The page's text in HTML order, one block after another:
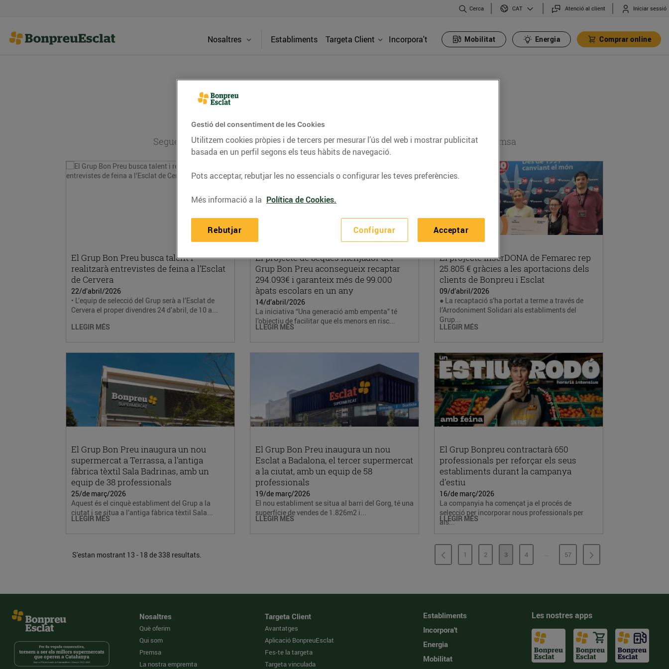
Cerca CAT Atenció al client Iniciar sessió
Nosaltres Establiments Targeta Client Incorpora't Mobilitat Energia Comprar online
Segueix l'actualitat dels supermercats Bonpreu i Esclat a través de la secció de premsa
El Grup Bon Preu busca talent i
realitzarà entrevistes de feina a l’Esclat
de Cervera
22/d’abril/2026
• L’equip de selecció del Grup serà a l’Esclat de
Cervera el proper divendres 24 d’abril, de 10 a...
LLEGIR MÉS
El projecte de beques menjador del
Grup Bon Preu aconsegueix recaptar
294.093€ i garanteix més de 99.000
àpats escolars en un any
14/d’abril/2026
La iniciativa “Una generació amb empenta” té
l’objectiu de facilitar que els menors en risc...
LLEGIR MÉS
El projecte InserDONA de Femarec rep
25.805 € gràcies a les aportacions dels
clients de Bonpreu i Esclat
09/d’abril/2026
● La recaptació s’ha portat a terme a través de
l’Arrodoniment Solidari als establiments del
Grup...
LLEGIR MÉS
El Grup Bon Preu inaugura un nou
supermercat a Terrassa, a l’antiga
fàbrica tèxtil Sala Badrinas, amb un
equip de 38 professionals
25/de març/2026
Aquest és el cinquè establiment del Grup a la
ciutat i se situa a l’antiga fàbrica tèxtil Sala...
LLEGIR MÉS
El Grup Bon Preu inaugura un nou
Esclat a Badalona, el tercer supermercat
a la ciutat, amb un equip de 58
professionals
19/de març/2026
El nou establiment se situa al barri del Gorg, té una
superfície de vendes de 1.826m2 i...
LLEGIR MÉS
El Grup Bonpreu contractarà 650
professionals per reforçar els seus
establiments durant la campanya
d’estiu
16/de març/2026
La companyia ha començat ja el procés de
selecció per incorporar nous professionals per
als...
LLEGIR MÉS
S'estan mostrant 13 - 18 de 338 resultats. PÀGINA
1 PÀGINA
2 PÀGINA
3 PÀGINA
4 ...PÀGINES INTERMÈDIES
PÀGINA
57
Nosaltres
Què oferim
Qui som
Premsa
La nostra empremta
Targeta Client
Avantatges
Aplicació BonpreuEsclat
Fes-te la targeta
Targeta vinculada
Establiments
Incorpora't
Energia
Mobilitat
Les nostres apps
Gestió del consentiment de les Cookies
Utilitzem cookies pròpies i de tercers per mesurar l’ús del web i mostrar publicitat
basada en un perfil segons els teus hàbits de navegació.
Pots acceptar, rebutjar les no essencials o configurar les teves preferències.
Més informació a la Política de Cookies.
Configurar
Rebutjar Acceptar